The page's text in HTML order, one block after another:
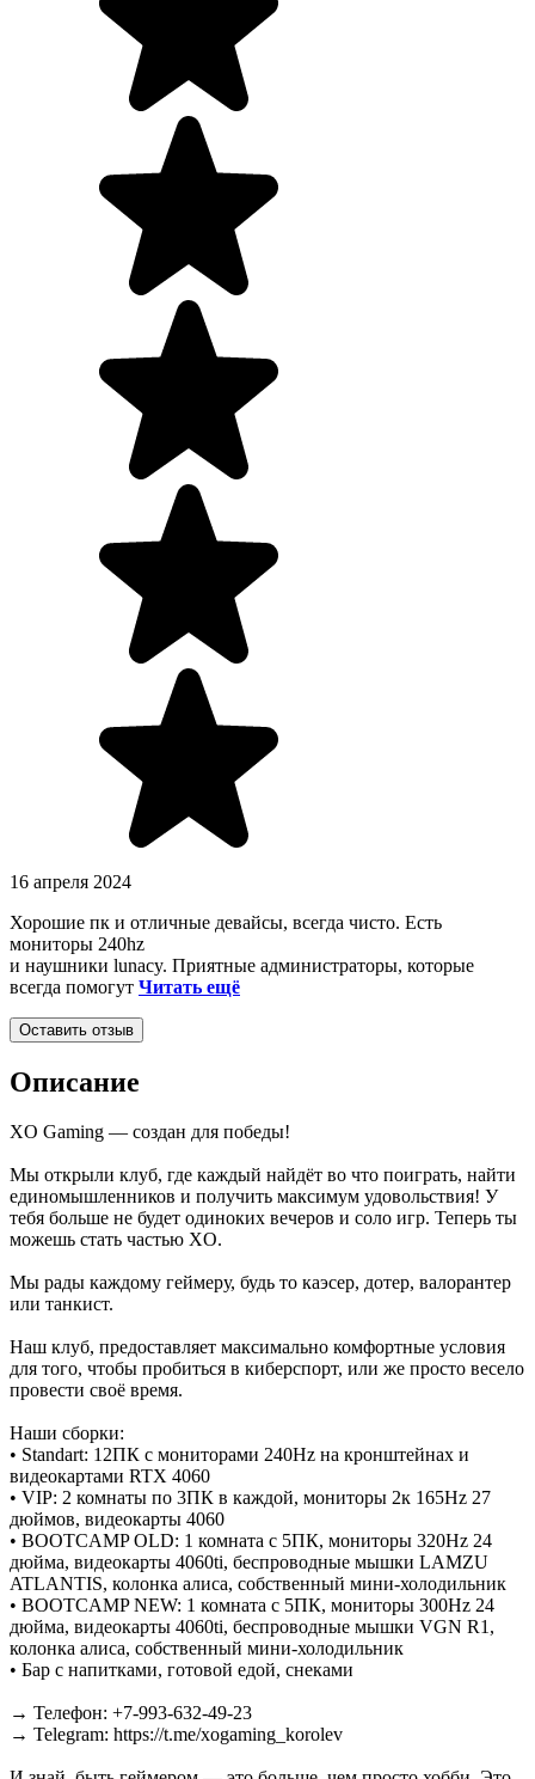
16 апреля 2024
Хорошие пк и отличные девайсы, всегда чисто. Есть
мониторы 240hz
и наушники lunacy. Приятные администраторы, которые
всегда помогут Читать ещё
Оставить отзыв
Описание
XO Gaming — создан для победы!
Мы открыли клуб, где каждый найдёт во что поиграть, найти
единомышленников и получить максимум удовольствия! У
тебя больше не будет одиноких вечеров и соло игр. Теперь ты
можешь стать частью XO.
Мы рады каждому геймеру, будь то каэсер, дотер, валорантер
или танкист.
Наш клуб, предоставляет максимально комфортные условия
для того, чтобы пробиться в киберспорт, или же просто весело
провести своё время.
Наши сборки:
• Standart: 12ПК с мониторами 240Hz на кронштейнах и
видеокартами RTX 4060
• VIP: 2 комнаты по 3ПК в каждой, мониторы 2к 165Hz 27
дюймов, видеокарты 4060
• BOOTCAMP OLD: 1 комната с 5ПК, мониторы 320Hz 24
дюйма, видеокарты 4060ti, беспроводные мышки LAMZU
ATLANTIS, колонка алиса, собственный мини-холодильник
• BOOTCAMP NEW: 1 комната с 5ПК, мониторы 300Hz 24
дюйма, видеокарты 4060ti, беспроводные мышки VGN R1,
колонка алиса, собственный мини-холодильник
• Бар с напитками, готовой едой, снеками
→ Телефон: +7-993-632-49-23
→ Telegram: https://t.me/xogaming_korolev